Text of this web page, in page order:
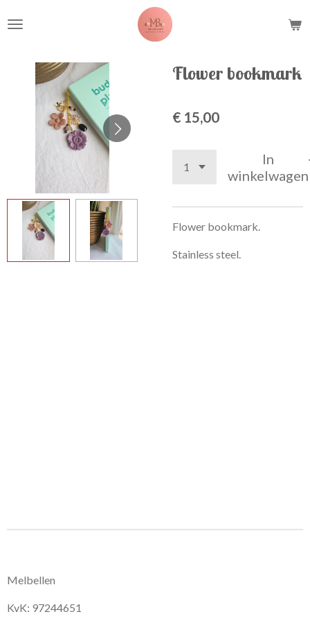
direct
hoofdinhoud
Flower bookmark
€ 15,00
In
winkelwagen
Flower bookmark.
Stainless steel.
Melbellen
KvK: 97244651